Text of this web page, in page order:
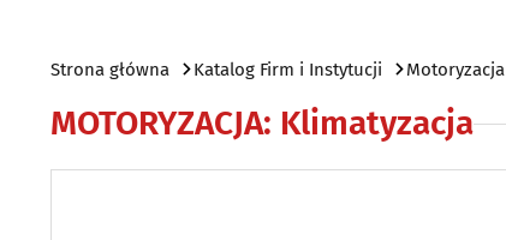
Strona główna Katalog Firm i Instytucji Motoryzacja
MOTORYZACJA: Klimatyzacja